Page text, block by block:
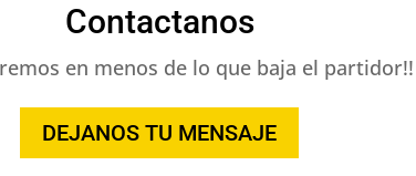
Contactanos
en menos de lo que baja el partidor!!
DEJANOS TU MENSAJE